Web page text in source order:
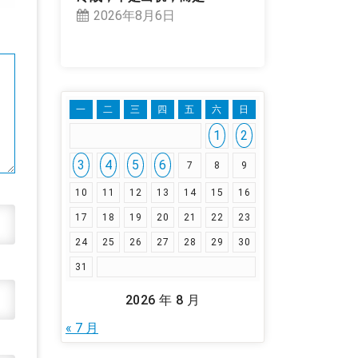
2026年8月6日
2026 年 8 月
一 二 三 四 五 六 日
1
2
3
4 5 6 7 8 9
10 11 12 13 14 15 16
17 18 19 20 21 22 23
24 25 26 27 28 29 30
31
« 7 月